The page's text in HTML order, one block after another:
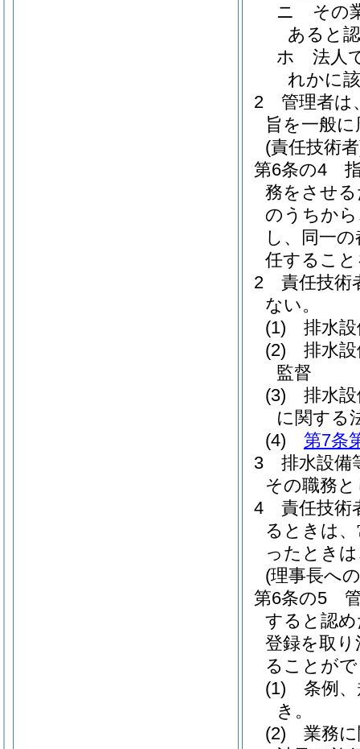
ニ
その
あると
ホ
法人
れかに
2
管理者は
旨を一般
(責任技術
第6条の4
務をさせ
のうちか
し、同一
任するこ
2
責任技術
ない。
(1)
排水
(2)
排水
監督
(3)
排水
に関する
(4)
第7条
3
排水設備
その職務
4
責任技術
るときは
ったとき
(理事長へ
第6条の5
すると認
登録を取
ることが
(1)
条例
き。
(2)
業務